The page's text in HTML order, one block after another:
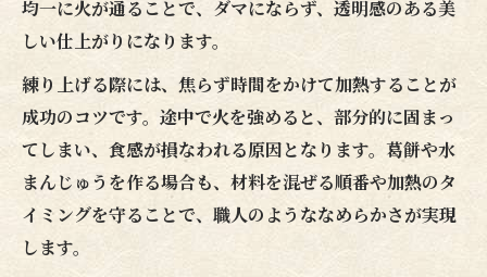
均一に火が通ることで、ダマにならず、透明感のある美
しい仕上がりになります。
練り上げる際には、焦らず時間をかけて加熱することが
成功のコツです。途中で火を強めると、部分的に固まっ
てしまい、食感が損なわれる原因となります。葛餅や水
まんじゅうを作る場合も、材料を混ぜる順番や加熱のタ
イミングを守ることで、職人のようななめらかさが実現
します。